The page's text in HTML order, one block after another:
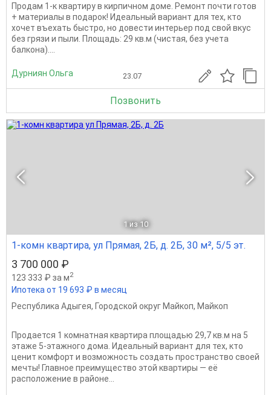
Продам 1-к квартиру в кирпичном доме. Ремонт почти готов
+ материалы в подарок! Идеальный вариант для тех, кто
хочет въехать быстро, но довести интерьер под свой вкус
без грязи и пыли. Площадь: 29 кв.м (чистая, без учета
балкона)....
Дурниян Ольга 23.07
Позвонить
1 из 10
1-комн квартира, ул Прямая, 2Б, д. 2Б, 30 м², 5/5 эт.
3 700 000 ₽
123 333 ₽ за м2
Ипотека от 19 693 ₽ в месяц
Республика Адыгея, Городской округ Майкоп, Майкоп
Продается 1 комнатная квартира площадью 29,7 кв.м на 5
этаже 5-этажного дома. Идеальный вариант для тех, кто
ценит комфорт и возможность создать пространство своей
мечты! Главное преимущество этой квартиры — её
расположение в районе...